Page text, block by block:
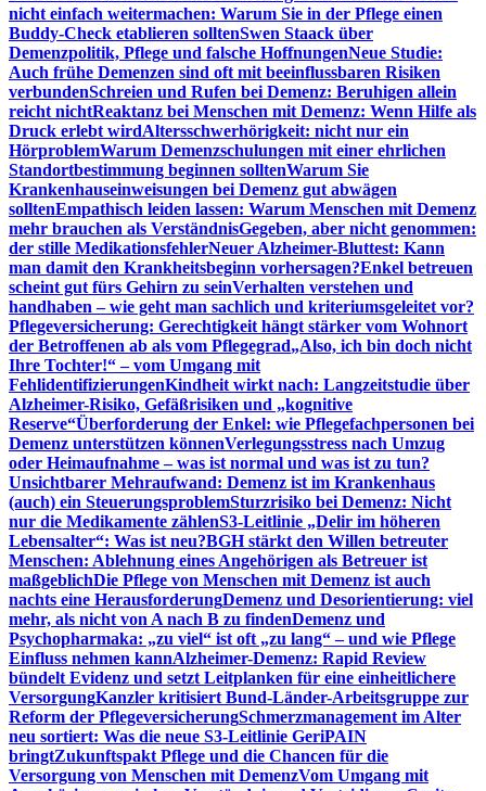
nicht einfach weitermachen: Warum Sie in der Pflege einen
Buddy-Check etablieren solltenSwen Staack über
Demenzpolitik, Pflege und falsche HoffnungenNeue Studie:
Auch frühe Demenzen sind oft mit beeinflussbaren Risiken
verbundenSchreien und Rufen bei Demenz: Beruhigen allein
reicht nichtReaktanz bei Menschen mit Demenz: Wenn Hilfe als
Druck erlebt wirdAltersschwerhörigkeit: nicht nur ein
HörproblemWarum Demenzschulungen mit einer ehrlichen
Standortbestimmung beginnen solltenWarum Sie
Krankenhauseinweisungen bei Demenz gut abwägen
solltenEmpathisch leiden lassen: Warum Menschen mit Demenz
mehr brauchen als VerständnisGegeben, aber nicht genommen:
der stille MedikationsfehlerNeuer Alzheimer-Bluttest: Kann
man damit den Krankheitsbeginn vorhersagen?Enkel betreuen
scheint gut fürs Gehirn zu seinVerhalten verstehen und
handhaben – wie geht man sachlich und kriteriumsgeleitet vor?
Pflegeversicherung: Gerechtigkeit hängt stärker vom Wohnort
der Betroffenen ab als vom Pflegegrad„Also, ich bin doch nicht
Ihre Tochter!“ – vom Umgang mit
FehlidentifizierungenKindheit wirkt nach: Langzeitstudie über
Alzheimer-Risiko, Gefäßrisiken und „kognitive
Reserve“Überforderung der Enkel: wie Pflegefachpersonen bei
Demenz unterstützen könnenVerlegungsstress nach Umzug
oder Heimaufnahme – was ist normal und was ist zu tun?
Unsichtbarer Mehraufwand: Demenz ist im Krankenhaus
(auch) ein SteuerungsproblemSturzrisiko bei Demenz: Nicht
nur die Medikamente zählenS3-Leitlinie „Delir im höheren
Lebensalter“: Was ist neu?BGH stärkt den Willen betreuter
Menschen: Ablehnung eines Angehörigen als Betreuer ist
maßgeblichDie Pflege von Menschen mit Demenz ist auch
nachts eine HerausforderungDemenz und Desorientierung: viel
mehr, als nicht von A nach B zu findenDemenz und
Psychopharmaka: „zu viel“ ist oft „zu lang“ – und wie Pflege
Einfluss nehmen kannAlzheimer-Demenz: Rapid Review
bündelt Evidenz und setzt Leitplanken für eine einheitlichere
VersorgungKanzler kritisiert Bund-Länder-Arbeitsgruppe zur
Reform der PflegeversicherungSchmerzmanagement im Alter
neu sortiert: Was die neue S3-Leitlinie GeriPAIN
bringtZukunftspakt Pflege und die Chancen für die
Versorgung von Menschen mit DemenzVom Umgang mit